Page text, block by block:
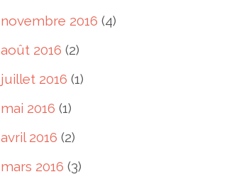
novembre 2016 (4)
août 2016 (2)
juillet 2016 (1)
mai 2016 (1)
avril 2016 (2)
mars 2016 (3)